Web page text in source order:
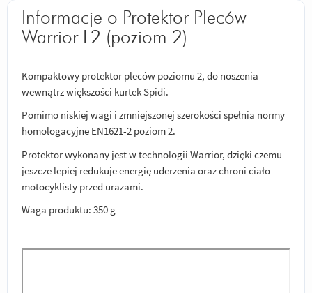
Informacje o Protektor Pleców
Warrior L2 (poziom 2)
Kompaktowy protektor pleców poziomu 2, do noszenia
wewnątrz większości kurtek Spidi.
Pomimo niskiej wagi i zmniejszonej szerokości spełnia normy
homologacyjne EN1621-2 poziom 2.
Protektor wykonany jest w technologii Warrior, dzięki czemu
jeszcze lepiej redukuje energię uderzenia oraz chroni ciało
motocyklisty przed urazami.
Waga produktu: 350 g